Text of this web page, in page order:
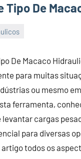
Tipo De
De Macaco
para muitas
ou mesmo
ferramenta,
levantar cargas
para diversas
todos os